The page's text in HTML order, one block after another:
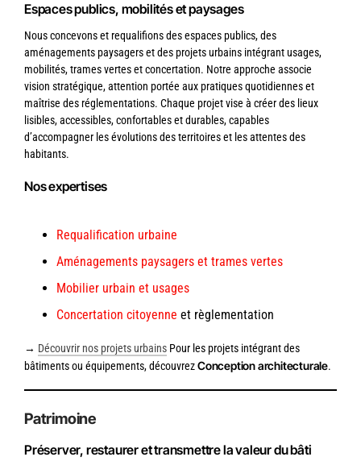
Espaces publics, mobilités et paysages
Nous concevons et requalifions des espaces publics, des
aménagements paysagers et des projets urbains intégrant usages,
mobilités, trames vertes et concertation. Notre approche associe
vision stratégique, attention portée aux pratiques quotidiennes et
maîtrise des réglementations. Chaque projet vise à créer des lieux
lisibles, accessibles, confortables et durables, capables
d’accompagner les évolutions des territoires et les attentes des
habitants.
Nos expertises
Requalification urbaine
Aménagements paysagers et trames vertes
Mobilier urbain et usages
Concertation citoyenne et règlementation
→ Découvrir nos projets urbains Pour les projets intégrant des
bâtiments ou équipements, découvrezConception architecturale.
Patrimoine
Préserver, restaurer et transmettre la valeur du bâti